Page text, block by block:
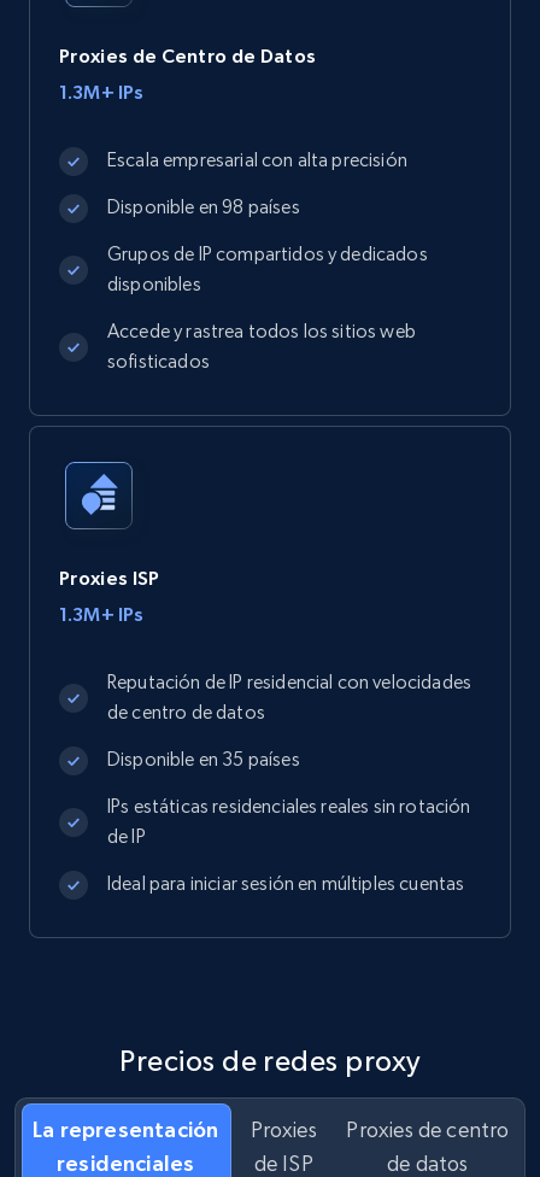
Proxies de Centro de Datos
1.3M+ IPs
Escala empresarial con alta precisión
Disponible en 98 países
Grupos de IP compartidos y dedicados
disponibles
Accede y rastrea todos los sitios web
sofisticados
Proxies ISP
1.3M+ IPs
Reputación de IP residencial con velocidades
de centro de datos
Disponible en 35 países
IPs estáticas residenciales reales sin rotación
de IP
Ideal para iniciar sesión en múltiples cuentas
Precios de redes proxy
La representación
residenciales
Proxies
de ISP
Proxies de centro
de datos